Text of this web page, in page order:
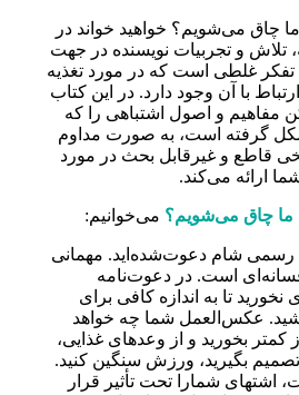
می‌شویم؟ خواهید خواند در
و تجربیات نویسنده در جهت
است که در مورد تغذیه
با آن وجود دارد. در این کتاب
و اصول اشتباهی را که
است، به‌ صورت مداوم
و غیرقابل بحث در مورد
می‌کند.
می‌شویم؟ می‌خوانیم:
شام دعوت‌شده‌اید. مهمانی
است. در دعوت‌نامه
تا به‌ اندازه کافی برای
عکس‌العمل شما چه خواهد
بخورید و از وعدهای غذایی،
بگیرید، ورزش سنگین کنید.
شمارا تحت تأثیر قرار